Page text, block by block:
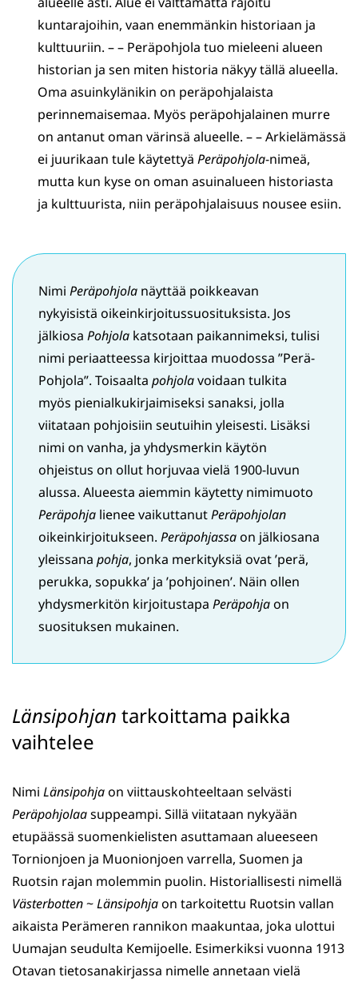
kuntarajoihin, vaan enemmänkin historiaan ja
kulttuuriin. – – Peräpohjola tuo mieleeni alueen
historian ja sen miten historia näkyy tällä alueella.
Oma asuinkylänikin on peräpohjalaista
perinnemaisemaa. Myös peräpohjalainen murre
on antanut oman värinsä alueelle. – – Arkielämässä
ei juurikaan tule käytettyä Peräpohjola-nimeä,
mutta kun kyse on oman asuinalueen historiasta
ja kulttuurista, niin peräpohjalaisuus nousee esiin.
Nimi Peräpohjola näyttää poikkeavan
nykyisistä oikeinkirjoitussuosituksista. Jos
jälkiosa Pohjola katsotaan paikannimeksi, tulisi
nimi periaatteessa kirjoittaa muodossa ”Perä-
Pohjola”. Toisaalta pohjolavoidaan tulkita
myös pienialkukirjaimiseksi sanaksi, jolla
viitataan pohjoisiin seutuihin yleisesti. Lisäksi
nimi on vanha, ja yhdysmerkin käytön
ohjeistus on ollut horjuvaa vielä 1900-luvun
alussa. Alueesta aiemmin käytetty nimimuoto
Peräpohja lienee vaikuttanutPeräpohjolan
oikeinkirjoitukseen. Peräpohjassaon jälkiosana
yleissana pohja, jonka merkityksiä ovat ’perä,
perukka, sopukka’ ja ’pohjoinen’. Näin ollen
yhdysmerkitön kirjoitustapa Peräpohjaon
suosituksen mukainen.
Länsipohjan tarkoittama paikka
vaihtelee
Nimi Länsipohjaon viittauskohteeltaan selvästi
Peräpohjolaasuppeampi. Sillä viitataan nykyään
etupäässä suomenkielisten asuttamaan alueeseen
Tornionjoen ja Muonionjoen varrella, Suomen ja
Ruotsin rajan molemmin puolin. Historiallisesti nimellä
Västerbotten~Länsipohjaon tarkoitettu Ruotsin vallan
aikaista Perämeren rannikon maakuntaa, joka ulottui
Uumajan seudulta Kemijoelle. Esimerkiksi vuonna 1913
Otavan tietosanakirjassa nimelle annetaan vielä